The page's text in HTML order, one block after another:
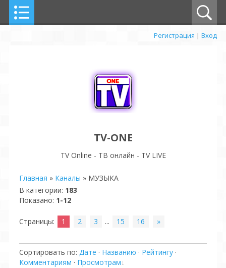
Регистрация | Вход
TV-ONE
TV Online - ТВ онлайн - TV LIVE
Главная » Каналы » МУЗЫКА
В категории: 183
Показано: 1-12
Страницы: 1 2 3 ... 15 16 »
Сортировать по: Дате · Названию · Рейтингу ·
Комментариям · Просмотрам